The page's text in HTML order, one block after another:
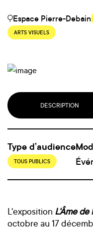
Espace Pierre-Debain
ARTS VISUELS
DESCRIPTION
Type d’audience
TOUS PUBLICS
L'exposition L'Âme de
octobre au 17